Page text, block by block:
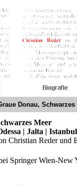
Donau, Schwarzes
Meer
| Jalta | Istanbul
Christian Reder und
Springer Wien-New